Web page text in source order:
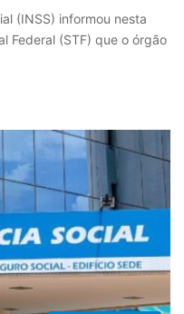
(INSS) informou nesta
Federal (STF) que o órgão